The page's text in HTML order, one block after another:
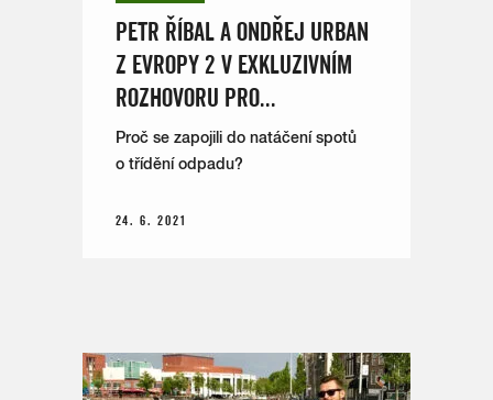
PETR ŘÍBAL A ONDŘEJ URBAN
Z EVROPY 2 V EXKLUZIVNÍM
ROZHOVORU PRO...
Proč se zapojili do natáčení spotů
o třídění odpadu?
24. 6. 2021